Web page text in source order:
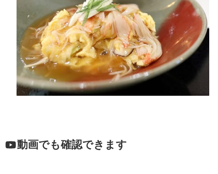
動画でも確認できます